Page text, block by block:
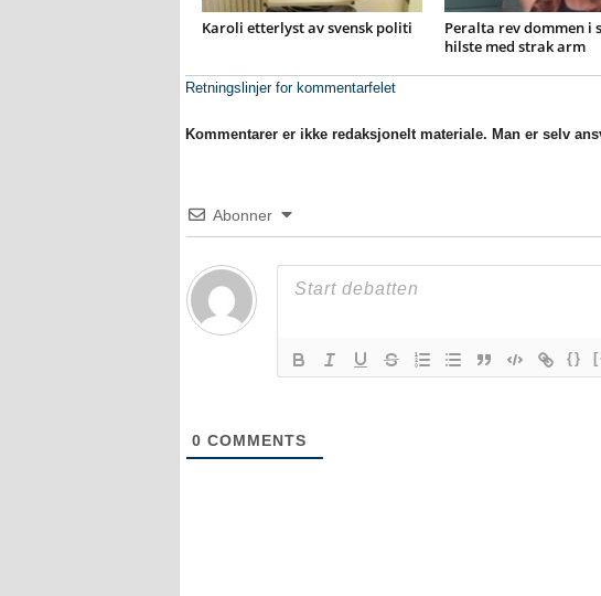
Karoli etterlyst av svensk politi
Peralta rev dommen i
hilste med strak arm
Retningslinjer for kommentarfelet
Kommentarer er ikke redaksjonelt materiale. Man er selv
Abonner
{}
0 COMMENTS